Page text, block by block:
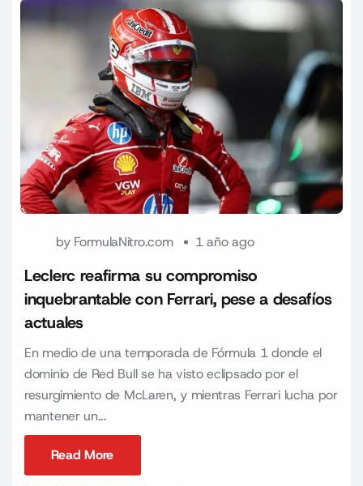
by FormulaNitro.com 1 año ago
Leclerc reafirma su compromiso
inquebrantable con Ferrari, pese a desafíos
actuales
En medio de una temporada de Fórmula 1 donde el
dominio de Red Bull se ha visto eclipsado por el
resurgimiento de McLaren, y mientras Ferrari lucha por
mantener un...
Read More